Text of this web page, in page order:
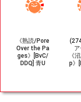
《熟読/Pore
Over the Pa
ges》[BvC/
DDQ] 青U
《
p》